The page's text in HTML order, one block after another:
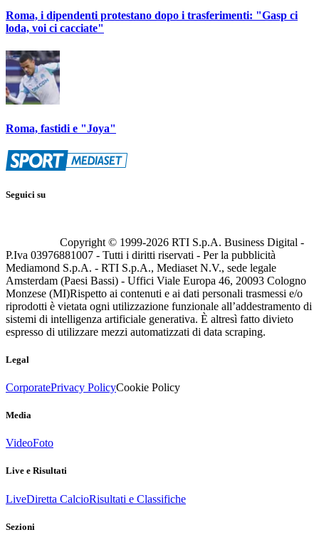
Roma, i dipendenti protestano dopo i trasferimenti: "Gasp ci
loda, voi ci cacciate"
Roma, fastidi e "Joya"
Seguici su
Copyright © 1999-2026 RTI S.p.A. Business Digital -
P.Iva 03976881007 - Tutti i diritti riservati - Per la pubblicità
Mediamond S.p.A. - RTI S.p.A., Mediaset N.V., sede legale
Amsterdam (Paesi Bassi) - Uffici Viale Europa 46, 20093 Cologno
Monzese (MI)Rispetto ai contenuti e ai dati personali trasmessi e/o
riprodotti è vietata ogni utilizzazione funzionale all’addestramento di
sistemi di intelligenza artificiale generativa. È altresì fatto divieto
espresso di utilizzare mezzi automatizzati di data scraping.
Legal
CorporatePrivacy PolicyCookie Policy
Media
VideoFoto
Live e Risultati
LiveDiretta CalcioRisultati e Classifiche
Sezioni